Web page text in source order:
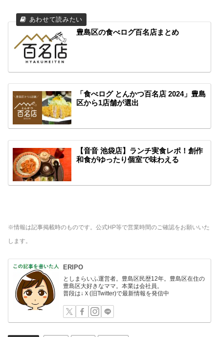
豊島区の食べログ百名店まとめ
「食べログ とんかつ百名店 2024」豊島
区から1店舗が選出
【音音 池袋店】ランチ実食レポ！創作
和食がゆったり個室で味わえる
※情報は記事掲載時のものです。公式HP等で営業時間のご確認をお願いいた
します。
ERIPO
としまらいふ運営者。豊島区民歴12年。豊島区在住の
豊島区大好きなママ。本業は会社員。
普段は↓Ｘ(旧Twitter)で最新情報を発信中